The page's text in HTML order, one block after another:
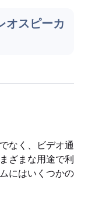
オスピーカ
なく、ビデオ通
ざまな用途で利
にはいくつかの